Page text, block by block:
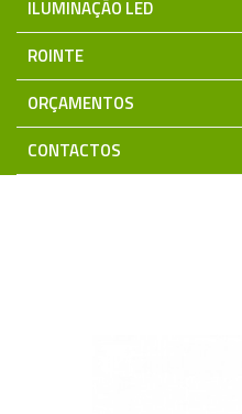
ILUMINAÇÃO LED
ROINTE
ORÇAMENTOS
CONTACTOS